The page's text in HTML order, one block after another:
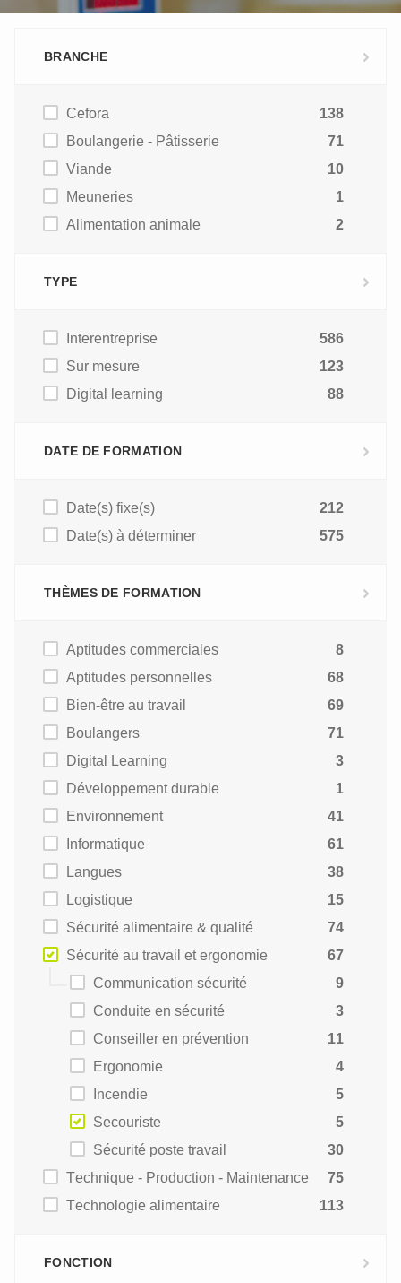
BRANCHE
Cefora
138
Boulangerie - Pâtisserie
71
Viande
10
Meuneries
1
Alimentation animale
2
TYPE
Interentreprise
586
Sur mesure
123
Digital learning
88
DATE DE FORMATION
Date(s) fixe(s)
212
Date(s) à déterminer
575
THÈMES DE FORMATION
Aptitudes commerciales
8
Aptitudes personnelles
68
Bien-être au travail
69
Boulangers
71
Digital Learning
3
Développement durable
1
Environnement
41
Informatique
61
Langues
38
Logistique
15
Sécurité alimentaire & qualité
74
Sécurité au travail et ergonomie
67
Communication sécurité
9
Conduite en sécurité
3
Conseiller en prévention
11
Ergonomie
4
Incendie
5
Secouriste
5
Sécurité poste travail
30
Technique - Production - Maintenance
75
Technologie alimentaire
113
FONCTION